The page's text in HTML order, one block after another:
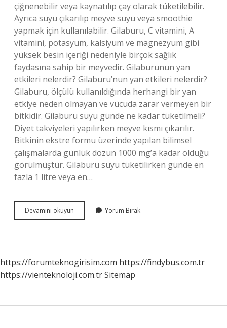
çiğnenebilir veya kaynatılıp çay olarak tüketilebilir.
Ayrıca suyu çıkarılıp meyve suyu veya smoothie
yapmak için kullanılabilir. Gilaburu, C vitamini, A
vitamini, potasyum, kalsiyum ve magnezyum gibi
yüksek besin içeriği nedeniyle birçok sağlık
faydasına sahip bir meyvedir. Gilaburunun yan
etkileri nelerdir? Gilaburu’nun yan etkileri nelerdir?
Gilaburu, ölçülü kullanıldığında herhangi bir yan
etkiye neden olmayan ve vücuda zarar vermeyen bir
bitkidir. Gilaburu suyu günde ne kadar tüketilmeli?
Diyet takviyeleri yapılırken meyve kısmı çıkarılır.
Bitkinin ekstre formu üzerinde yapılan bilimsel
çalışmalarda günlük dozun 1000 mg’a kadar olduğu
görülmüştür. Gilaburu suyu tüketilirken günde en
fazla 1 litre veya en…
Devamını okuyun Gilaburu
Aç
Karnına
Mı
Yorum Bırak
https://forumteknogirisim.com https://findybus.com.tr
https://vienteknoloji.com.trSitemap